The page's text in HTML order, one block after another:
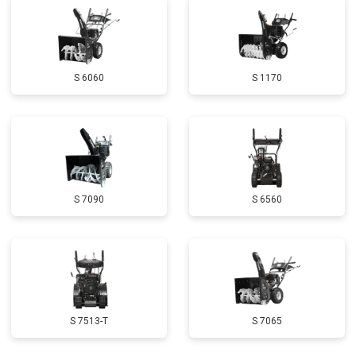
Замена маховика Заказать
Замена шины на колесном диске от 2000 ₽ Заказать
Ремонт электропроводки от 3150 ₽ Заказать
Полное ТО от 4900 ₽
Ремонт привода от 3250 ₽
Замена свечей зажигания от 1820 ₽ Заказать
Демонтаж-монтаж двигателя от 6400 ₽
Ремонт сцепления от 3800 ₽ Заказать
S 6060 S 1170
S 7090 S 6560
S 7513-T S 7065